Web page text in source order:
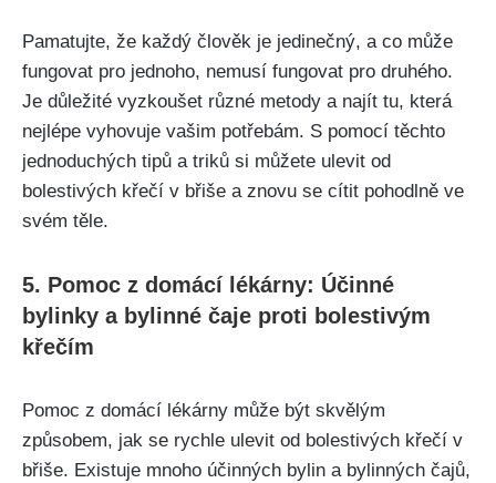
Pamatujte, že každý člověk je jedinečný, a co ​může
fungovat pro jednoho, nemusí fungovat pro druhého.
Je důležité vyzkoušet různé metody a najít‌ tu, která
nejlépe vyhovuje vašim potřebám.⁢ S pomocí těchto
jednoduchých tipů a triků si můžete ulevit od
bolestivých křečí v břiše a znovu se cítit pohodlně ve
svém těle.
5. ​Pomoc z domácí lékárny: Účinné
bylinky a bylinné čaje proti bolestivým
křečím
Pomoc z‍ domácí lékárny může být skvělým
způsobem, jak se rychle‍ ulevit od bolestivých‌ křečí v
břiše. Existuje mnoho účinných bylin a ‍bylinných čajů,